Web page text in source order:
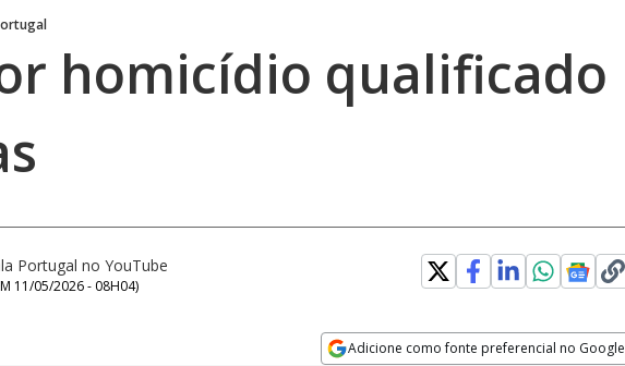
homicídio qualificado
Portugal no YouTube
11/05/2026 - 08H04)
Adicione como fonte preferencial no Google